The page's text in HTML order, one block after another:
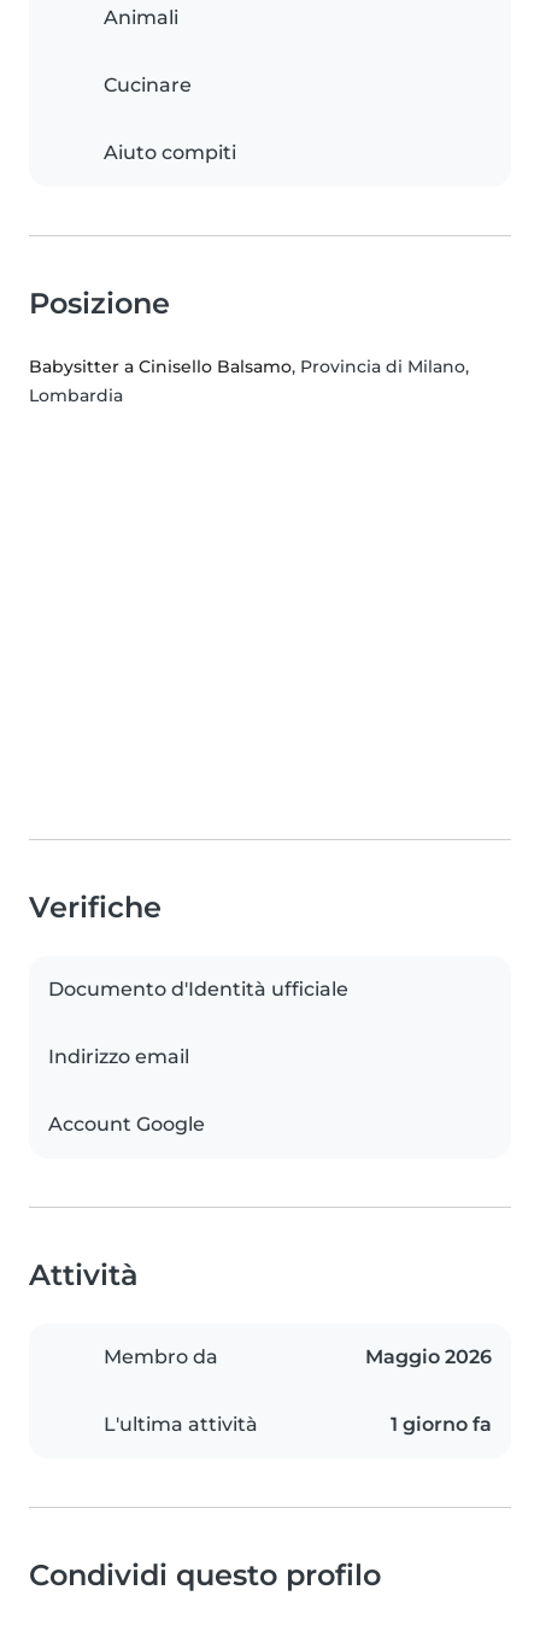
Animali
Cucinare
Aiuto compiti
Posizione
Babysitter a Cinisello Balsamo, Provincia di Milano,
Lombardia
Verifiche
Documento d'Identità ufficiale
Indirizzo email
Account Google
Attività
Membro da Maggio 2026
L'ultima attività 1 giorno fa
Condividi questo profilo